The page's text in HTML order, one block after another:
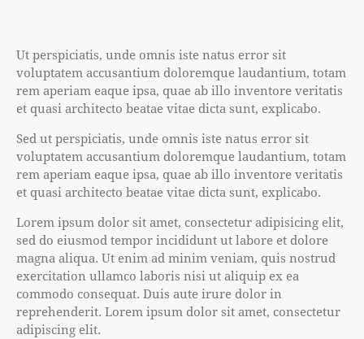
Ut perspiciatis, unde omnis iste natus error sit
voluptatem accusantium doloremque laudantium, totam
rem aperiam eaque ipsa, quae ab illo inventore veritatis
et quasi architecto beatae vitae dicta sunt, explicabo.
Sed ut perspiciatis, unde omnis iste natus error sit
voluptatem accusantium doloremque laudantium, totam
rem aperiam eaque ipsa, quae ab illo inventore veritatis
et quasi architecto beatae vitae dicta sunt, explicabo.
Lorem ipsum dolor sit amet, consectetur adipisicing elit,
sed do eiusmod tempor incididunt ut labore et dolore
magna aliqua. Ut enim ad minim veniam, quis nostrud
exercitation ullamco laboris nisi ut aliquip ex ea
commodo consequat. Duis aute irure dolor in
reprehenderit. Lorem ipsum dolor sit amet, consectetur
adipiscing elit.